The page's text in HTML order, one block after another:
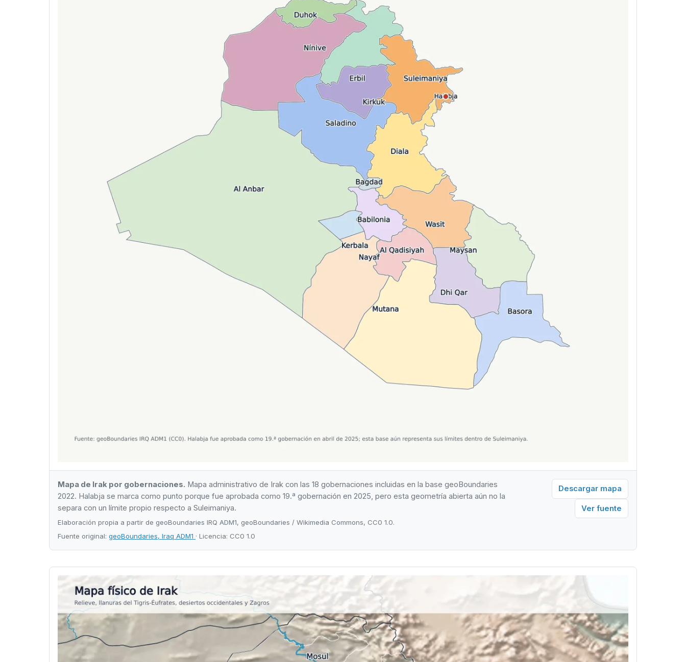
Mapa de Irak por gobernaciones. Mapa administrativo de Irak con las 18 gobernaciones incluidas en la base geoBoundaries
2022. Halabja se marca como punto porque fue aprobada como 19.ª gobernación en 2025, pero esta geometría abierta aún no la
separa con un límite propio respecto a Suleimaniya.
Elaboración propia a partir de geoBoundaries IRQ ADM1, geoBoundaries / Wikimedia Commons, CC0 1.0.
Fuente original: geoBoundaries, Iraq ADM1 · Licencia: CC0 1.0
Descargar mapa
Ver fuente